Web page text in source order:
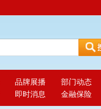
品牌展播 部门动态
即时消息 金融保险